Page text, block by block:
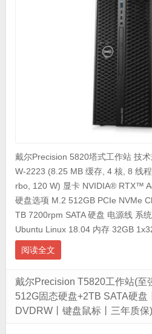
戴尔Precision 5820塔式工作站 技
W-2223 (8.25 MB 缓存, 4 核, 8 线
rbo, 120 W) 显卡 NVIDIA® RTX™
硬盘选项 M.2 512GB PCIe NVMe
TB 7200rpm SATA 硬盘 电源线 系
Ubuntu Linux 18.04 内存 32GB
阅读全文
戴尔Precision T5820工作站(至
512G固态硬盘+2TB SATA硬盘
DVDRW丨键盘鼠标丨三年质保)